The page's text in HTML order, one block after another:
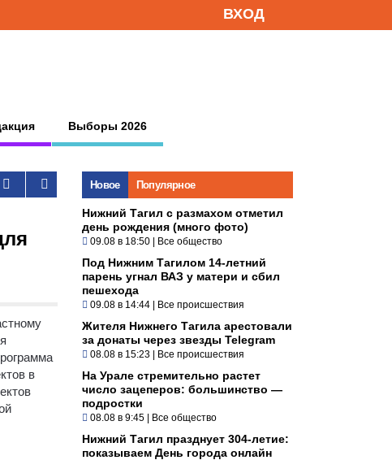
ВХОД
Выборы 2026
в
Новое Популярное
Нижний Тагил с размахом отметил
день рождения (много фото)
09.08 в 18:50 | Все общество
Под Нижним Тагилом 14-летний
парень угнал ВАЗ у матери и сбил
пешехода
09.08 в 14:44 | Все происшествия
Жителя Нижнего Тагила арестовали
за донаты через звезды Telegram
08.08 в 15:23 | Все происшествия
На Урале стремительно растет
число зацеперов: большинство —
подростки
08.08 в 9:45 | Все общество
Нижний Тагил празднует 304-летие:
показываем День города онлайн